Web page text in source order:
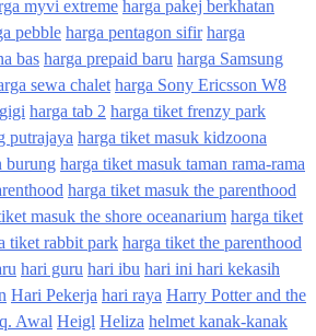
myvi extreme harga pakej berkhatan
pebble harga pentagon sifir harga
bas harga prepaid baru harga Samsung
sewa chalet harga Sony Ericsson W8
harga tab 2 harga tiket frenzy park
putrajaya harga tiket masuk kidzoona
burung harga tiket masuk taman rama-rama
harga tiket masuk the parenthood
masuk the shore oceanarium harga tiket
tiket rabbit park harga tiket the parenthood
hari guru hari ibu hari ini hari kekasih
Hari Pekerja hari raya Harry Potter and the
Awal Heigl Heliza helmet kanak-kanak